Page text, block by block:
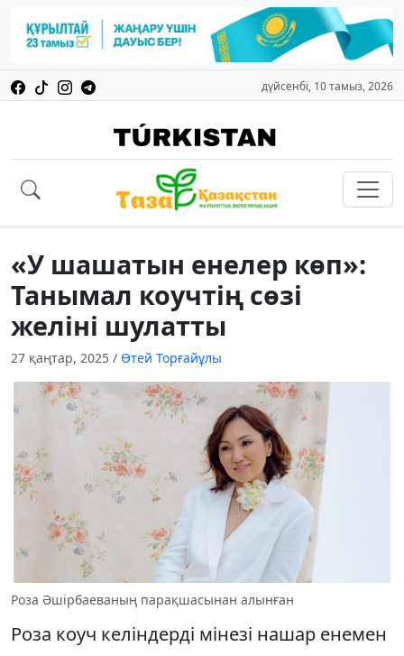
дүйсенбі, 10 тамыз, 2026
«У шашатын енелер көп»:
Танымал коучтің сөзі
желіні шулатты
27 қаңтар, 2025 / Өтей Торғайұлы
Роза Әшірбаеваның парақшасынан алынған
Роза коуч келіндерді мінезі нашар енемен